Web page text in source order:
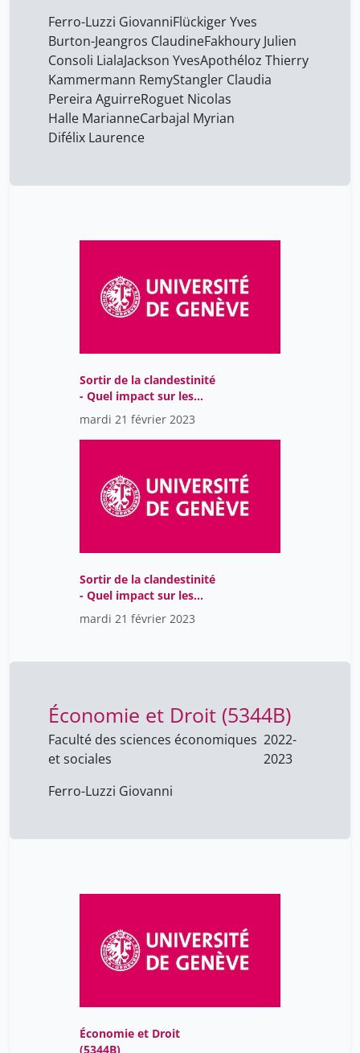
Ferro-Luzzi GiovanniFlückiger Yves
Burton-Jeangros ClaudineFakhoury Julien
Consoli LialaJackson YvesApothéloz Thierry
Kammermann RemyStangler Claudia
Pereira AguirreRoguet Nicolas
Halle MarianneCarbajal Myrian
Difélix Laurence
Sortir de la clandestinité
- Quel impact sur les
conditions de vie et la
santé des migrant-es?
mardi 21 février 2023
Sortir de la clandestinité
- Quel impact sur les
conditions de vie et la
santé des migrant-es?
mardi 21 février 2023
Économie et Droit (5344B)
Faculté des sciences économiques
et sociales
2022-
2023
Ferro-Luzzi Giovanni
Économie et Droit
(5344B)